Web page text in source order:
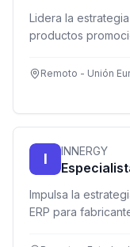
Lidera la
productos
Remoto - Unión
I INNERGY
Impulsa la
ERP para